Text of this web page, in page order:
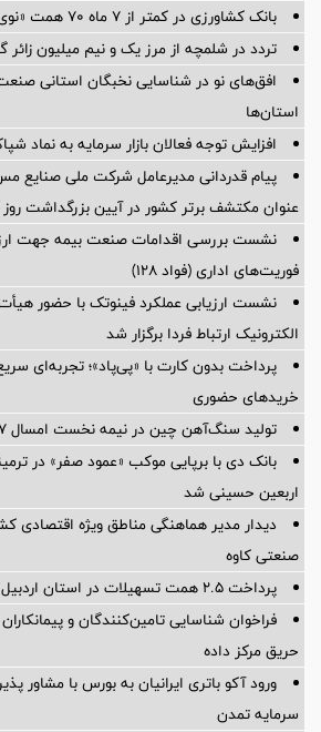
بانک کشاورزی در کمتر از ۷ ماه ۷۰ همت «نوی‌پو» صادر کرد
تردد در شلمچه از مرز یک و نیم میلیون
افق‌های نو در شناسایی نخبگان استانی صنعت
استان‌ها
افزایش توجه فعالان بازار سرمایه به نماد
پیام قدردانی مدیرعامل شرکت ملی صنایع
عنوان مکتشف برتر کشور در آیین بزرگداشت
نشست بررسی اقدامات صنعت بیمه جهت
فوریت‌های اداری (فواد ۱۲۸)
نشست ارزیابی عملکرد فینوتک با حضور
الکترونیک ارتباط فردا برگزار شد
پرداخت بدون کارت با «پی‌پاد»؛ تجربه‌ای
خریدهای حضوری
تولید سنگ‌آهن چین در نیمه نخست امسال ۷ درصد کاهش یافت
بانک دی با برپایی موکب «عمود صفر» در
اربعین حسینی شد
دیدار مدیر هماهنگی مناطق ویژه اقتصادی
صنعتی کاوه
پرداخت ۲.۵ همت تسهیلات در استان اردبیل طی سال ۱۴۰۴
فراخوان شناسایی تامین‌کنندگان و
حریق مرکز داده
ورود آکو باتری ایرانیان به بورس با مشاور
سرمایه تمدن